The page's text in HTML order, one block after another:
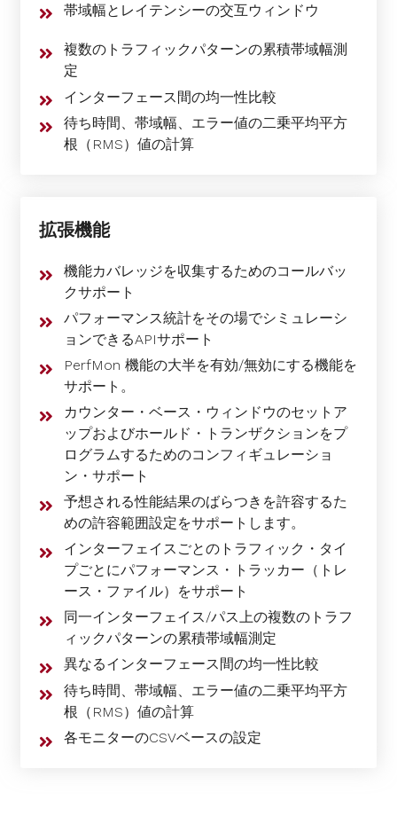
拡張機能
機能カバレッジを収集するためのコールバッ
クサポート
パフォーマンス統計をその場でシミュレーシ
ョンできるAPIサポート
PerfMon 機能の大半を有効/無効にする機能を
サポート。
カウンター・ベース・ウィンドウのセットア
ップおよびホールド・トランザクションをプ
ログラムするためのコンフィギュレーショ
ン・サポート
予想される性能結果のばらつきを許容するた
めの許容範囲設定をサポートします。
インターフェイスごとのトラフィック・タイ
プごとにパフォーマンス・トラッカー（トレ
ース・ファイル）をサポート
同一インターフェイス/パス上の複数のトラフ
ィックパターンの累積帯域幅測定
異なるインターフェース間の均一性比較
待ち時間、帯域幅、エラー値の二乗平均平方
根（RMS）値の計算
各モニターのCSVベースの設定
帯域幅とレイテンシーの交互ウィンドウ
複数のトラフィックパターンの累積帯域幅測
定
インターフェース間の均一性比較
待ち時間、帯域幅、エラー値の二乗平均平方
根（RMS）値の計算